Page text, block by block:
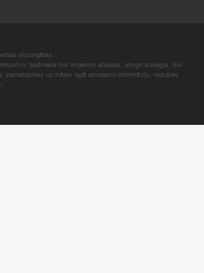
aizsargātas.
īpašnieka SIA Imperum atļaujas, stingri aizliegta. SIA
pamatojoties uz mājas lapā atrodamo informāciju, radušies